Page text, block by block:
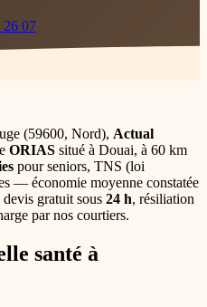
26 07
(59600, Nord), Actual
ORIAS situé à Douai, à 60 km
pour seniors, TNS (loi
— économie moyenne constatée
devis gratuit sous 24 h, résiliation
par nos courtiers.
santé à